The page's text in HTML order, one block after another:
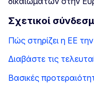
Σχετικοί
Πώς στηρίζει η ΕΕ
Διαβάστε τις
Βασικές